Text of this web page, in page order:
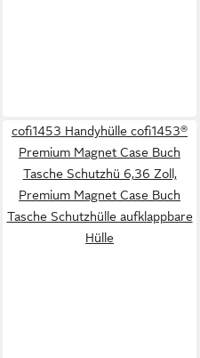
cofi1453 Handyhülle cofi1453®
Premium Magnet Case Buch
Tasche Schutzhü 6,36 Zoll,
Premium Magnet Case Buch
Tasche Schutzhülle aufklappbare
Hülle